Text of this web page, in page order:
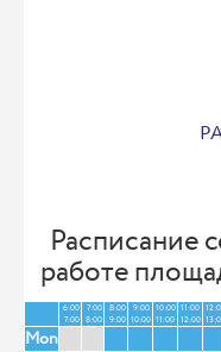
Расписание
работе
6:00
7:00
7:00
8:00
8:00
9:00
9:00
10:00
10:00
11:00
11:00
12:00
Mon